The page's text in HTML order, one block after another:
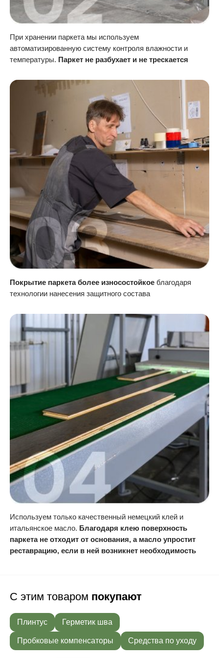
При хранении паркета мы используем
автоматизированную систему контроля влажности и
температуры. Паркет не разбухает и не трескается
Покрытие паркета более износостойкое благодаря
технологии нанесения защитного состава
Используем только качественный немецкий клей и
итальянское масло. Благодаря клею поверхность
паркета не отходит от основания, а масло упростит
реставрацию, если в ней возникнет необходимость
С этим товаром покупают
Плинтус Герметик шва
Пробковые компенсаторы Средства по уходу